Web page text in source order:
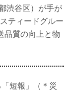
渋谷区）が手が
ティードグルー
品質の向上と物
短報」（＊災